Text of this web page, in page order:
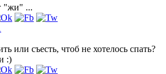
"жи" ...
или съесть, чтоб не хотелось спать?
:)